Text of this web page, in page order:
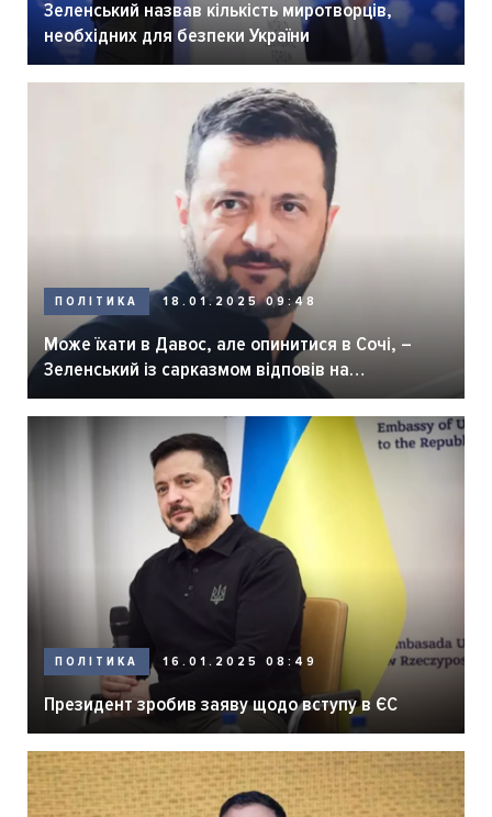
Зеленський назвав кількість миротворців,
необхідних для безпеки України
ПОЛІТИКА 18.01.2025 09:48
Може їхати в Давос, але опинитися в Сочі, –
Зеленський із сарказмом відповів на
запрошення Фіцо
ПОЛІТИКА 16.01.2025 08:49
Президент зробив заяву щодо вступу в ЄС